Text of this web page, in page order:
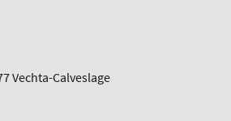
Vechta-Calveslage